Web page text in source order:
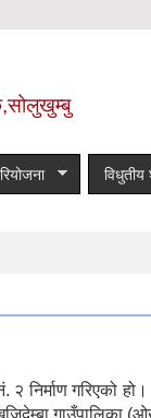
निर्माण गरिएको
खिजिदेम्बा